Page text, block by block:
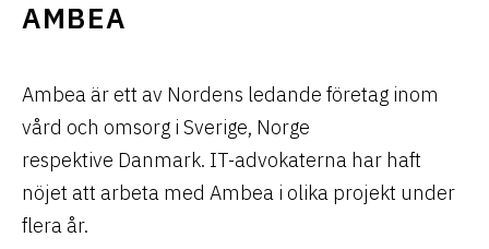
AMBEA
Ambea är ett av Nordens ledande företag inom
vård och omsorg i Sverige, Norge
respektive Danmark. IT-advokaterna har haft
nöjet att arbeta med Ambea i olika projekt under
flera år.